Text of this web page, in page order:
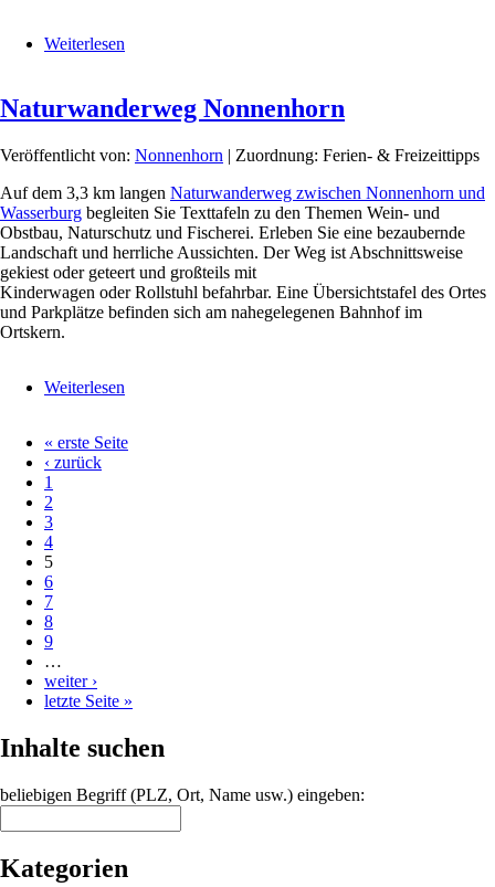
Weiterlesen
alter
Weintorkel
Nonnenhorn
Naturwanderweg Nonnenhorn
Veröffentlicht von: Nonnenhorn | Zuordnung: Ferien- & Freizeittipps
Auf dem 3,3 km langen Naturwanderweg zwischen Nonnenhorn und
Wasserburg begleiten Sie Texttafeln zu den Themen Wein- und
Obstbau, Naturschutz und Fischerei. Erleben Sie eine bezaubernde
Landschaft und herrliche Aussichten. Der Weg ist Abschnittsweise
gekiest oder geteert und großteils mit
Kinderwagen oder Rollstuhl befahrbar. Eine Übersichtstafel des Ortes
und Parkplätze befinden sich am nahegelegenen Bahnhof im
Ortskern.
Weiterlesen
Seiten« erste Seite
‹ zurück
1
2
3
4
5
6
7
8
9
…
weiter ›
letzte Seite »
Inhalte suchen
beliebigen Begriff (PLZ, Ort, Name usw.) eingeben:
Kategorien